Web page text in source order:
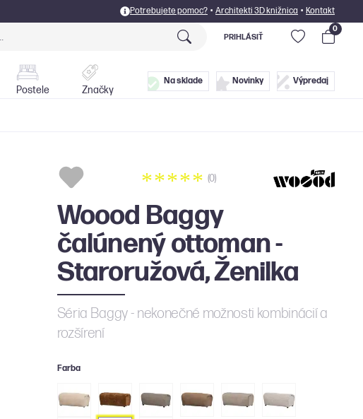
Potrebujete pomoc? • Architekti 3D knižnica • Kontakt
Svietidlá Doplnky Postele
PRIHLÁSIŤ
0
Postele Značky
Na sklade Novinky Výpredaj
(0)
Woood Baggy
čalúnený ottoman -
Staroružová, Ženilka
Séria Baggy - nekonečné možnosti kombinácií a
rozšírení
Farba